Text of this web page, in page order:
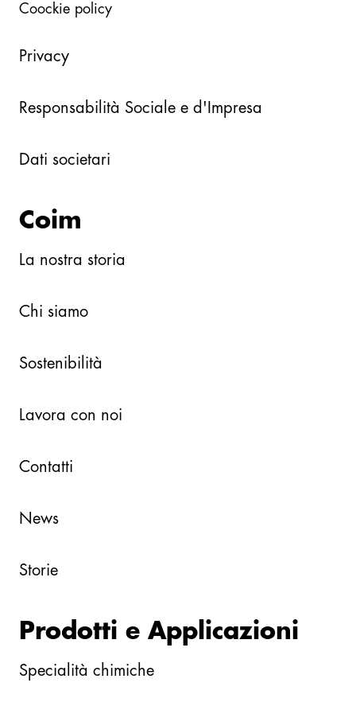
Coockie policy
Privacy
Responsabilità Sociale e d'Impresa
Dati societari
Coim
La nostra storia
Chi siamo
Sostenibilità
Lavora con noi
Contatti
News
Storie
Prodotti e Applicazioni
Specialità chimiche